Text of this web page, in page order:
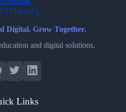
Digital. Grow Together.
and digital solutions.
Links